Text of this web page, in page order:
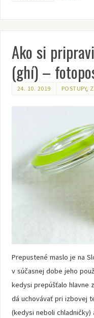
Ako si
(ghí) –
24. 10. 2019 POSTUPY,
Prepustené maslo je na
v súčasnej dobe jeho
kedysi prepúšťalo hlavne
dá uchovávať pri izbovej
(kedysi neboli